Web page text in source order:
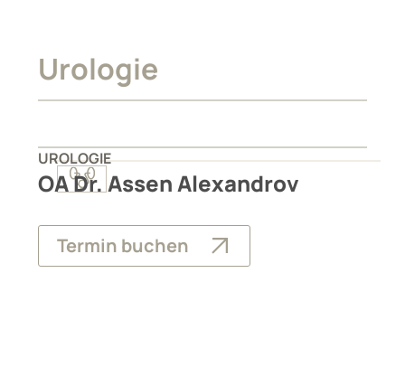
Urologie
UROLOGIE
OA Dr. Assen Alexandrov
Termin buchen